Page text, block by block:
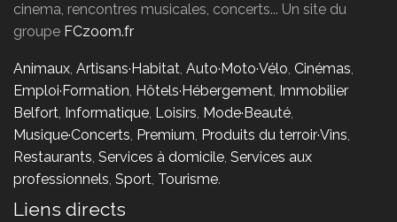
cinema, rencontres musicales, concerts... Un site du
groupe FCzoom.fr
Animaux, Artisans·Habitat, Auto·Moto·Vélo, Cinémas,
Emploi·Formation, Hôtels·Hébergement, Immobilier
Belfort, Informatique, Loisirs, Mode·Beauté,
Musique·Concerts, Premium, Produits du terroir·Vins,
Restaurants, Services à domicile, Services aux
professionnels, Sport, Tourisme.
Liens directs